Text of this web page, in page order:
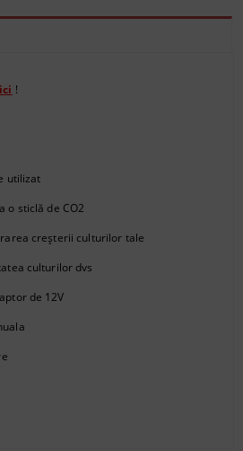
!
utilizat
o sticlă de CO2
creșterii culturilor tale
culturilor dvs
de 12V